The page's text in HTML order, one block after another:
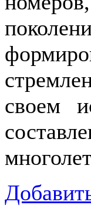
своем